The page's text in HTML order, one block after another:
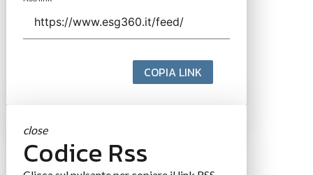
COPIA LINK
close
Codice Rss